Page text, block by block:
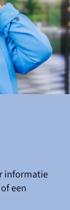
informatie
een